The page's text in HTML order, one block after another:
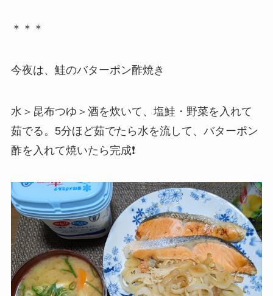
＊＊＊
今夜は、鮭のバターポン酢焼き
水＞昆布つゆ＞酒を炊いて、塩鮭・野菜を入れて
茹でる。5分ほど茹でたら水を流して、バターポン
酢を入れて焼いたら完成❗️